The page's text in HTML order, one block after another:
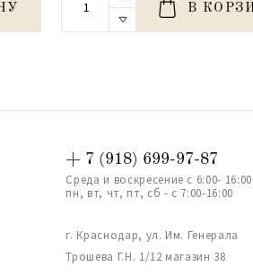
В
+ 7 (918) 699-97-87
Среда и воскресение с 6:00-
пн, вт, чт, пт, сб - с 7:00-16:00
г. Краснодар, ул. Им. Генерала
Трошева Г.Н. 1/12 магазин 38